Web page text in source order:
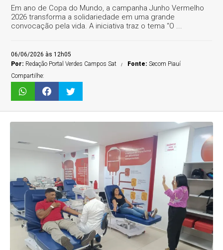
Em ano de Copa do Mundo, a campanha Junho Vermelho
2026 transforma a solidariedade em uma grande
convocação pela vida. A iniciativa traz o tema “O ...
06/06/2026 às 12h05
Por: Redação Portal Verdes Campos Sat Fonte:Secom Piauí
Compartilhe: